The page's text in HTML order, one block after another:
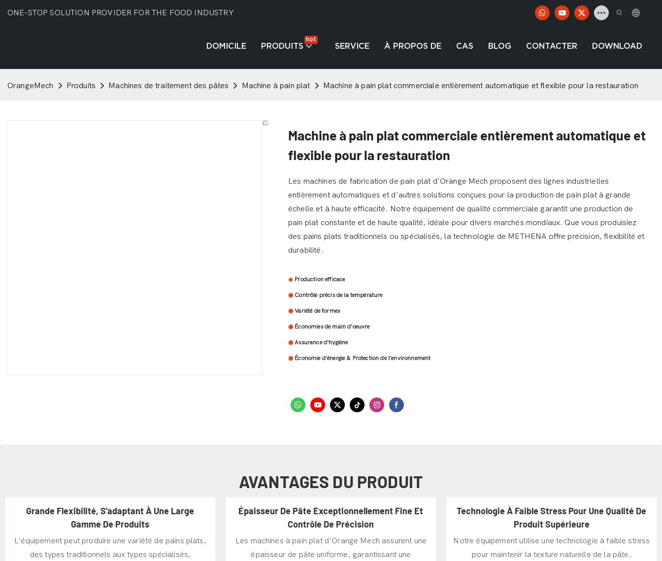
ONE-STOP SOLUTION PROVIDER FOR THE FOOD INDUSTRY
DOMICILE PRODUITS
hot
SERVICE À PROPOS DE CAS BLOG CONTACTER DOWNLOAD
OrangeMech Produits Machines de traitement des pâtes Machine à pain plat Machine à pain plat commerciale entièrement automatique et flexible pour la restauration
Machine à pain plat commerciale entièrement automatique et
flexible pour la restauration
Les machines de fabrication de pain plat d'Orange Mech proposent des lignes industrielles
entièrement automatiques et d'autres solutions conçues pour la production de pain plat à grande
échelle et à haute efficacité. Notre équipement de qualité commerciale garantit une production de
pain plat constante et de haute qualité, idéale pour divers marchés mondiaux. Que vous produisiez
des pains plats traditionnels ou spécialisés, la technologie de METHENA offre précision, flexibilité et
durabilité.
◉ Production efficace
◉ Contrôle précis de la température
◉Variété de formes
◉ Économies de main d'oeuvre
◉Assurance d'hygiène
◉ Économie d'énergie & Protection de l'environnement
AVANTAGES DU PRODUIT
Grande Flexibilité, S'adaptant À Une Large
Gamme De Produits
L'équipement peut produire une variété de pains plats,
des types traditionnels aux types spécialisés,
Épaisseur De Pâte Exceptionnellement Fine Et
Contrôle De Précision
Les machines à pain plat d'Orange Mech assurent une
épaisseur de pâte uniforme, garantissant une
Technologie À Faible Stress Pour Une Qualité De
Produit Supérieure
Notre équipement utilise une technologie à faible stress
pour maintenir la texture naturelle de la pâte,